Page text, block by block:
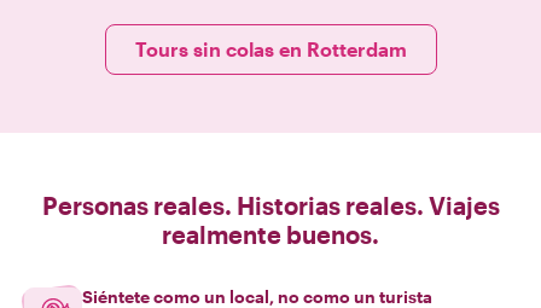
Tours sin colas en Rotterdam
Personas reales. Historias reales. Viajes
realmente buenos.
Siéntete como un local, no como un turista